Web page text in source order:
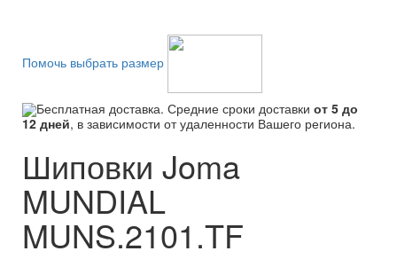
Помочь выбрать размер
Бесплатная доставка. Средние сроки доставки от 5 до
12 дней, в зависимости от удаленности Вашего региона.
Шиповки Joma
MUNDIAL
MUNS.2101.TF